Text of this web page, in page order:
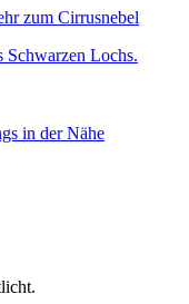
zum Cirrusnebel
in der Nähe